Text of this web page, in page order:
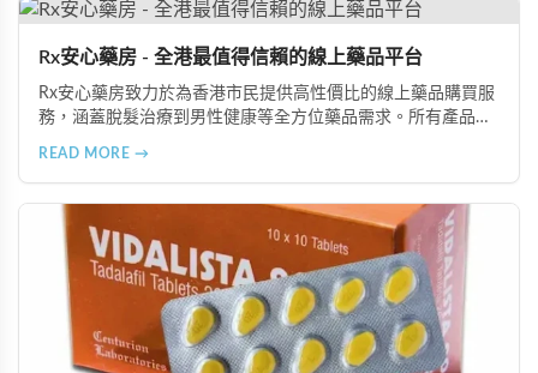
Rx安心藥房 - 全港最值得信賴的線上藥品平台
Rx安心藥房致力於為香港市民提供高性價比的線上藥品購買服
務，涵蓋脫髮治療到男性健康等全方位藥品需求。所有產品均
READ MORE →